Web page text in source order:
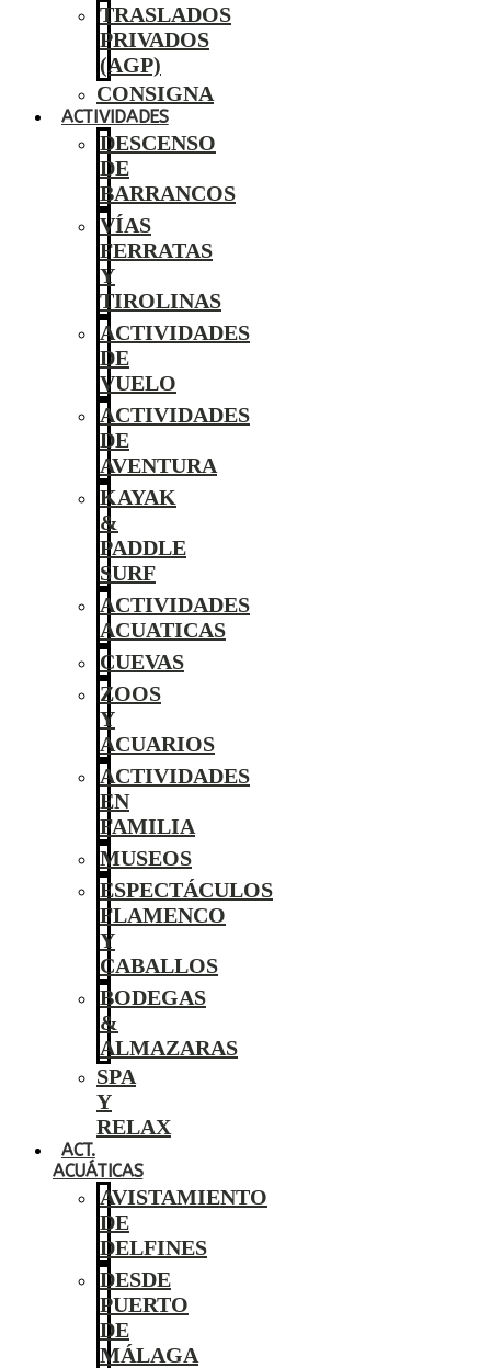
TRASLADOS
PRIVADOS
(AGP)
CONSIGNA
ACTIVIDADES
DESCENSO
DE
BARRANCOS
VÍAS
FERRATAS
Y
TIROLINAS
ACTIVIDADES
DE
VUELO
ACTIVIDADES
DE
AVENTURA
KAYAK
&
PADDLE
SURF
ACTIVIDADES
ACUATICAS
CUEVAS
ZOOS
Y
ACUARIOS
ACTIVIDADES
EN
FAMILIA
MUSEOS
ESPECTÁCULOS
FLAMENCO
Y
CABALLOS
BODEGAS
&
ALMAZARAS
SPA
Y
RELAX
ACT.
ACUÁTICAS
AVISTAMIENTO
DE
DELFINES
DESDE
PUERTO
DE
MÁLAGA